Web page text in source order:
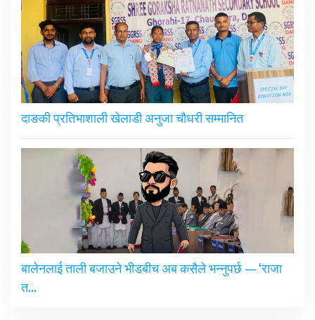
दाङकी प्रतिभाशाली खेलाडी अनुजा चौधरी सम्मानित
बालेनलाई ताली बजाउने भीडबीच अब कसैले भन्नुपर्छ — ‘राजा
त…